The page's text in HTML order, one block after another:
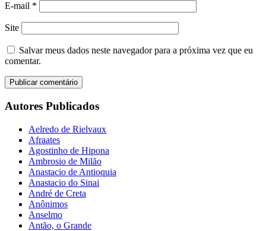
E-mail *
Site
Salvar meus dados neste navegador para a próxima vez que eu
comentar.
Autores Publicados
Aelredo de Rielvaux
Afraates
Agostinho de Hipona
Ambrosio de Milão
Anastacio de Antioquia
Anastacio do Sinai
André de Creta
Anônimos
Anselmo
Antão, o Grande